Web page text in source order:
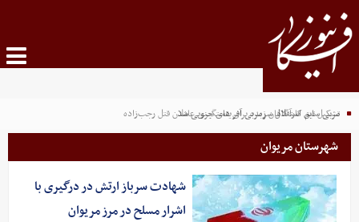
مربی سابق استقلال سرمربی آفریقای جنوبی شد
تشکیل تیم کارآگاهان زبده برای دستگیری عاملان قتل رجب‌زاده
شهرستان مریوان
شهادت سرباز ارتش در درگیری با
اشرار مسلح در مرز مریوان